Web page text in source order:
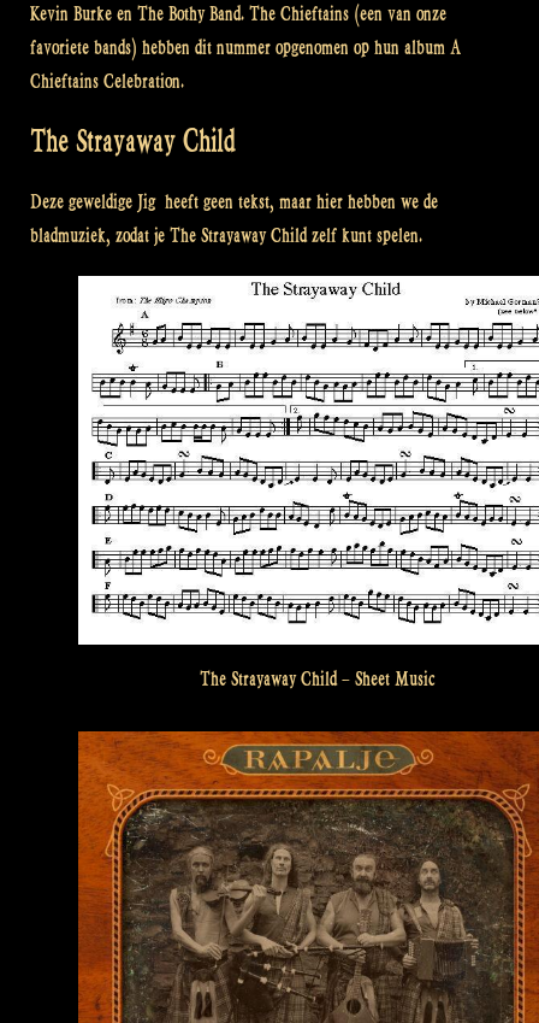
Kevin Burke en The Bothy Band. The Chieftains (een van onze
favoriete bands) hebben dit nummer opgenomen op hun album A
Chieftains Celebration.
The Strayaway Child
Deze geweldige Jig heeft geen tekst, maar hier hebben we de
bladmuziek, zodat je The Strayaway Child zelf kunt spelen.
The Strayaway Child – Sheet Music